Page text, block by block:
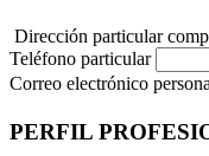
Dirección particular
Teléfono particular
Correo electrónico
PERFIL